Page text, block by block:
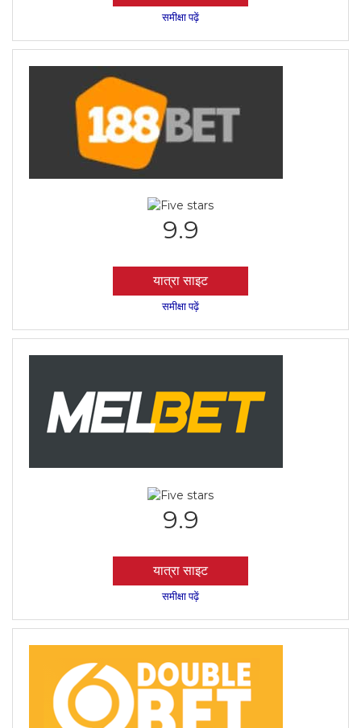
समीक्षा पढ़ें
9.9
यात्रा साइट
समीक्षा पढ़ें
9.9
यात्रा साइट
समीक्षा पढ़ें